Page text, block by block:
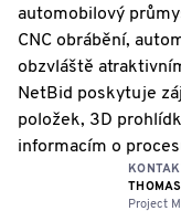
automobilový
CNC obrábění,
obzvláště
NetBid poskytuje
položek, 3D
informacím o
Project